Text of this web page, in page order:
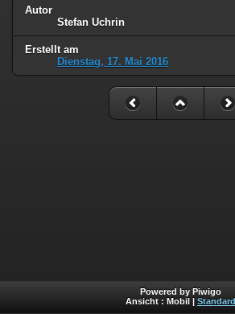
Autor
Stefan Uchrin
Erstellt am
Dienstag, 17. Mai 2016
Powered by Piwigo
Ansicht : Mobil Standard